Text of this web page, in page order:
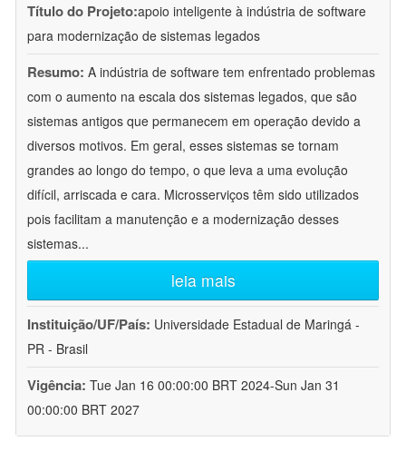
Título do Projeto:apoio inteligente à indústria de software
para modernização de sistemas legados
Resumo: A indústria de software tem enfrentado problemas
com o aumento na escala dos sistemas legados, que são
sistemas antigos que permanecem em operação devido a
diversos motivos. Em geral, esses sistemas se tornam
grandes ao longo do tempo, o que leva a uma evolução
difícil, arriscada e cara. Microsserviços têm sido utilizados
pois facilitam a manutenção e a modernização desses
sistemas...
leia mais
Instituição/UF/País: Universidade Estadual de Maringá -
PR - Brasil
Vigência: Tue Jan 16 00:00:00 BRT 2024-Sun Jan 31
00:00:00 BRT 2027